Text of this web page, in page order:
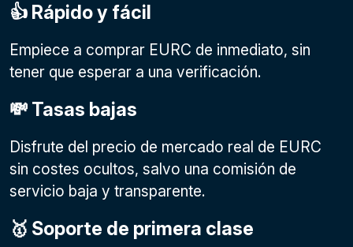
👍 Rápido y fácil
Empiece a comprar EURC de inmediato, sin
tener que esperar a una verificación.
💸 Tasas bajas
Disfrute del precio de mercado real de EURC
sin costes ocultos, salvo una comisión de
servicio baja y transparente.
🥇 Soporte de primera clase